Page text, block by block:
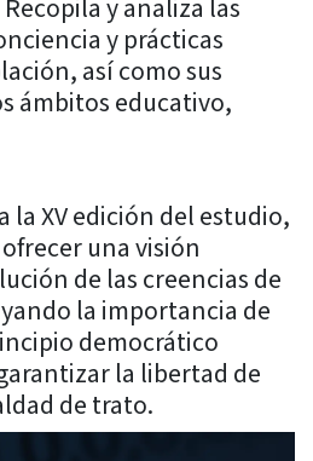
Recopilayanaliza las
yprácticas
asícomosus
ámbitoseducativo,
la XVedición delestudio,
ofrecerunavisión
de lascreenciasde
la importancia de
democrático
la libertad de
detrato.